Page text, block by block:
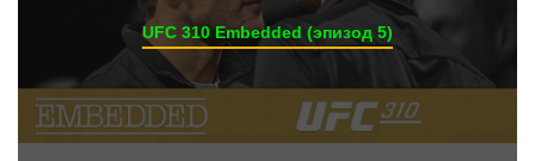
UFC 310 Embedded (эпизод 5)